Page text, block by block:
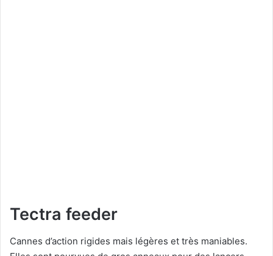
Tectra feeder
Cannes d’action rigides mais légères et très maniables.